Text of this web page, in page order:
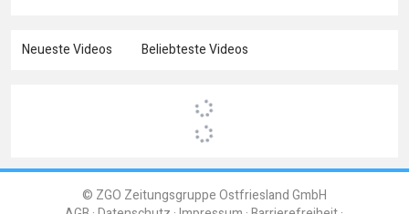
Neueste Videos Beliebteste Videos
© ZGO Zeitungsgruppe Ostfriesland GmbH